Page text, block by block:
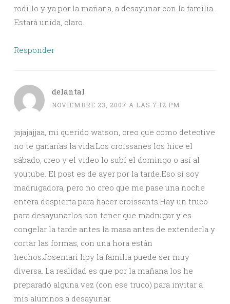
rodillo y ya por la mañana, a desayunar con la familia.
Estará unida, claro.
Responder
delantal
NOVIEMBRE 23, 2007 A LAS 7:12 PM
jajajajjaa, mi querido watson, creo que como detective
no te ganarías la vida.Los croissanes los hice el
sábado, creo y el video lo subí el domingo o así al
youtube. El post es de ayer por la tarde.Eso sí soy
madrugadora, pero no creo que me pase una noche
entera despierta para hacer croissants.Hay un truco
para desayunarlos son tener que madrugar y es
congelar la tarde antes la masa antes de extenderla y
cortar las formas, con una hora están
hechos.Josemari hpy la familia puede ser muy
diversa. La realidad es que por la mañana los he
preparado alguna vez (con ese truco) para invitar a
mis alumnos a desayunar.